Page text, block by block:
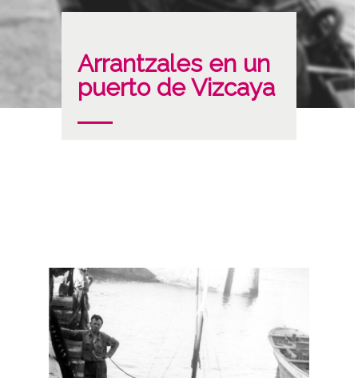
Arrantzales en un
puerto de Vizcaya